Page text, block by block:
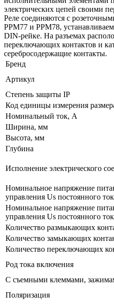
электрических цепей своими
Реле соединяются с
РРМ77 и РРМ78,
DIN-рейке. На разъемах
переключающих контактов и
серебросодержащие контакты.
Бренд
Артикул
Степень защиты IP
Код единицы измерения
Номинальный ток, А
Ширина, мм
Высота, мм
Глубина
Исполнение электрического
Номинальное напряжение
управления Us постоянного
Номинальное напряжение
управления Us постоянного
Количество размыкающих
Количество замыкающих
Количество переключающих
Род тока включения
С съемными клеммами,
Поляризация